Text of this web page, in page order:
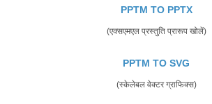
PPTM TO PPTX
(एक्सएमएल प्रस्तुति प्रारूप खोलें)
PPTM TO SVG
(स्केलेबल वेक्टर ग्राफिक्स)